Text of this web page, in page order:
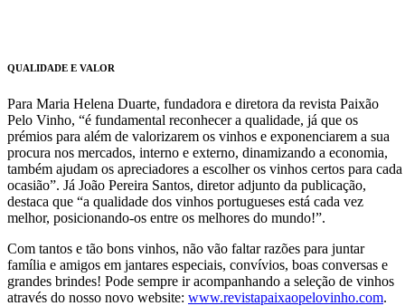
QUALIDADE E VALOR
Para Maria Helena Duarte, fundadora e diretora da revista Paixão
Pelo Vinho, “é fundamental reconhecer a qualidade, já que os
prémios para além de valorizarem os vinhos e exponenciarem a sua
procura nos mercados, interno e externo, dinamizando a economia,
também ajudam os apreciadores a escolher os vinhos certos para cada
ocasião”. Já João Pereira Santos, diretor adjunto da publicação,
destaca que “a qualidade dos vinhos portugueses está cada vez
melhor, posicionando-os entre os melhores do mundo!”.
Com tantos e tão bons vinhos, não vão faltar razões para juntar
família e amigos em jantares especiais, convívios, boas conversas e
grandes brindes! Pode sempre ir acompanhando a seleção de vinhos
através do nosso novo website: www.revistapaixaopelovinho.com.